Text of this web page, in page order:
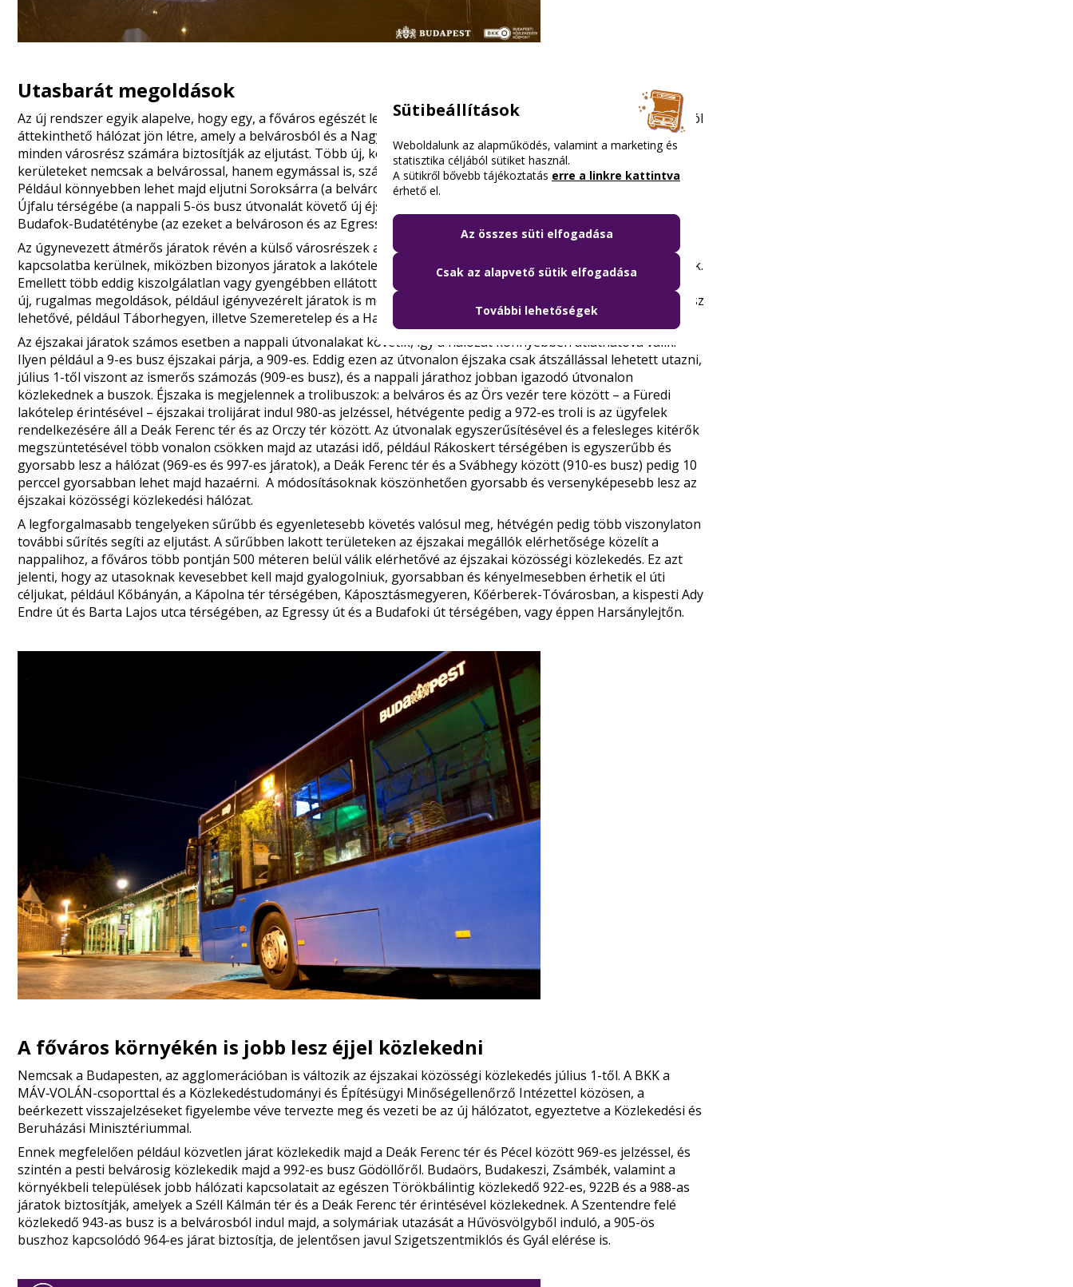
Utasbarát megoldások
Az új rendszer egyik alapelve, hogy egy, a főváros egészét lefedő, az agglomerációban élők igényeit is kielégítő, jól
áttekinthető hálózat jön létre, amely a belvárosból és a Nagykörút térségéből a fő közlekedési tengelyek mentén
minden városrész számára biztosítják az eljutást. Több új, közvetlen járat kapcsolja majd össze a külső
kerületeket nemcsak a belvárossal, hanem egymással is, számos esetben átszállás nélküli kapcsolatot teremtve.
Például könnyebben lehet majd eljutni Soroksárra (a belvárost közvetlenül elérő új 966-os busszal), Rákospalota-
Újfalu térségébe (a nappali 5-ös busz útvonalát követő új éjszakai 905-ös járattal) Rákosszentmihályra, vagy
Budafok-Budatéténybe (az ezeket a belvároson és az Egressy úton át összekötő új 941-essel).
Az úgynevezett átmérős járatok révén a külső városrészek a belvároson keresztül egymással is közvetlen
kapcsolatba kerülnek, miközben bizonyos járatok a lakótelepek és városrészek részletesebb feltárását biztosítják.
Emellett több eddig kiszolgálatlan vagy gyengébben ellátott terület is bekapcsolódik az éjszakai közlekedésbe, és
új, rugalmas megoldások, például igényvezérelt járatok is megjelennek ott, ahol ez hatékonyabb szolgáltatást tesz
lehetővé, például Táborhegyen, illetve Szemeretelep és a Halomi út/Kisfaludy utca/Szarvas csárda tér között.
Az éjszakai járatok számos esetben a nappali útvonalakat követik, így a hálózat könnyebben átláthatóvá válik.
Ilyen például a 9-es busz éjszakai párja, a 909-es. Eddig ezen az útvonalon éjszaka csak átszállással lehetett utazni,
július 1-től viszont az ismerős számozás (909-es busz), és a nappali járathoz jobban igazodó útvonalon
közlekednek a buszok. Éjszaka is megjelennek a trolibuszok: a belváros és az Örs vezér tere között – a Füredi
lakótelep érintésével – éjszakai trolijárat indul 980-as jelzéssel, hétvégente pedig a 972-es troli is az ügyfelek
rendelkezésére áll a Deák Ferenc tér és az Orczy tér között. Az útvonalak egyszerűsítésével és a felesleges kitérők
megszüntetésével több vonalon csökken majd az utazási idő, például Rákoskert térségében is egyszerűbb és
gyorsabb lesz a hálózat (969-es és 997-es járatok), a Deák Ferenc tér és a Svábhegy között (910-es busz) pedig 10
perccel gyorsabban lehet majd hazaérni. A módosításoknak köszönhetően gyorsabb és versenyképesebb lesz az
éjszakai közösségi közlekedési hálózat.
A legforgalmasabb tengelyeken sűrűbb és egyenletesebb követés valósul meg, hétvégén pedig több viszonylaton
további sűrítés segíti az eljutást. A sűrűbben lakott területeken az éjszakai megállók elérhetősége közelít a
nappalihoz, a főváros több pontján 500 méteren belül válik elérhetővé az éjszakai közösségi közlekedés. Ez azt
jelenti, hogy az utasoknak kevesebbet kell majd gyalogolniuk, gyorsabban és kényelmesebben érhetik el úti
céljukat, például Kőbányán, a Kápolna tér térségében, Káposztásmegyeren, Kőérberek-Tóvárosban, a kispesti Ady
Endre út és Barta Lajos utca térségében, az Egressy út és a Budafoki út térségében, vagy éppen Harsánylejtőn.
A főváros környékén is jobb lesz éjjel közlekedni
Nemcsak a Budapesten, az agglomerációban is változik az éjszakai közösségi közlekedés július 1-től. A BKK a
MÁV‑VOLÁN-csoporttal és a Közlekedéstudományi és Építésügyi Minőségellenőrző Intézettel közösen, a
beérkezett visszajelzéseket figyelembe véve tervezte meg és vezeti be az új hálózatot, egyeztetve a Közlekedési és
Beruházási Minisztériummal.
Ennek megfelelően például közvetlen járat közlekedik majd a Deák Ferenc tér és Pécel között 969-es jelzéssel, és
szintén a pesti belvárosig közlekedik majd a 992-es busz Gödöllőről. Budaörs, Budakeszi, Zsámbék, valamint a
környékbeli települések jobb hálózati kapcsolatait az egészen Törökbálintig közlekedő 922-es, 922B és a 988-as
járatok biztosítják, amelyek a Széll Kálmán tér és a Deák Ferenc tér érintésével közlekednek. A Szentendre felé
közlekedő 943-as busz is a belvárosból indul majd, a solymáriak utazását a Hűvösvölgyből induló, a 905-ös
buszhoz kapcsolódó 964-es járat biztosítja, de jelentősen javul Szigetszentmiklós és Gyál elérése is.
Sütibeállítások
Weboldalunk az alapműködés, valamint a marketing és
statisztika céljából sütiket használ.
A sütikről bővebb tájékoztatás erre a linkre kattintva
érhető el.
Az összes süti elfogadása
Csak az alapvető sütik elfogadása
További lehetőségek